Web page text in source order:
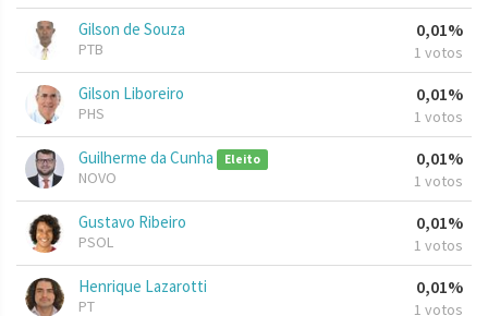
Gilson de Souza
PTB
0,01%
1 votos
Gilson Liboreiro
PHS
0,01%
1 votos
Guilherme da Cunha Eleito
NOVO
0,01%
1 votos
Gustavo Ribeiro
PSOL
0,01%
1 votos
Henrique Lazarotti
PT
0,01%
1 votos